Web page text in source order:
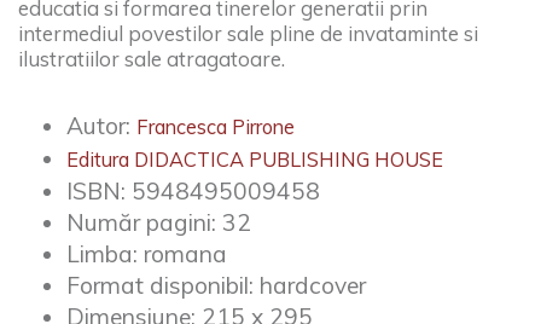
educatia si formarea tinerelor generatii prin
intermediul povestilor sale pline de invataminte si
ilustratiilor sale atragatoare.
Autor: Francesca Pirrone
Editura DIDACTICA PUBLISHING HOUSE
ISBN: 5948495009458
Număr pagini: 32
Limba: romana
Format disponibil: hardcover
Dimensiune: 215 x 295